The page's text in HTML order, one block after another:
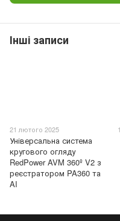
Інші записи
21 лютого 2025
Універсальна система
кругового огляду
RedPower AVM 360º V2 з
реєстратором PA360 та
AI